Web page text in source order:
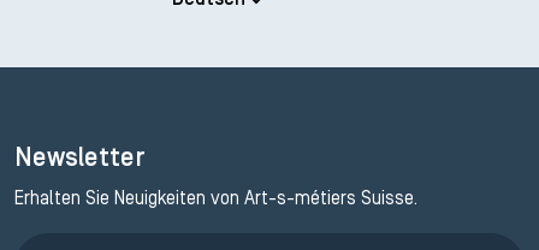
Newsletter
Erhalten Sie Neuigkeiten von Art-s-métiers Suisse.